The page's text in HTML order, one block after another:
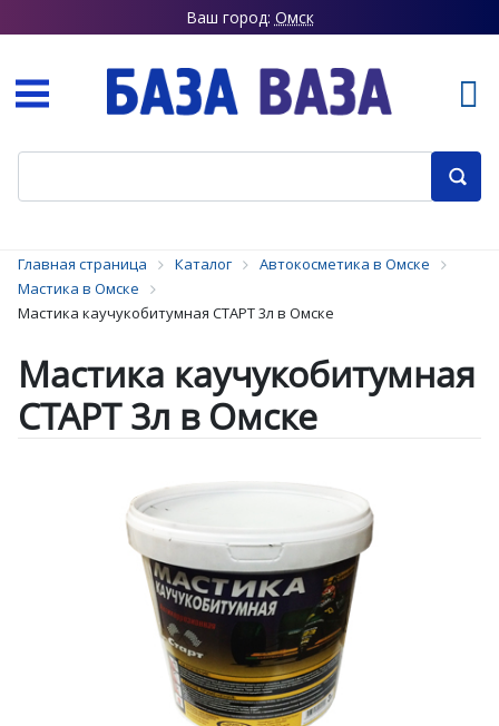
Ваш город: Омск
Главная страница Каталог
Автокосметика в Омске
Мастика в Омске
Мастика каучукобитумная СТАРТ 3л в Омске
Мастика каучукобитумная
СТАРТ 3л в Омске